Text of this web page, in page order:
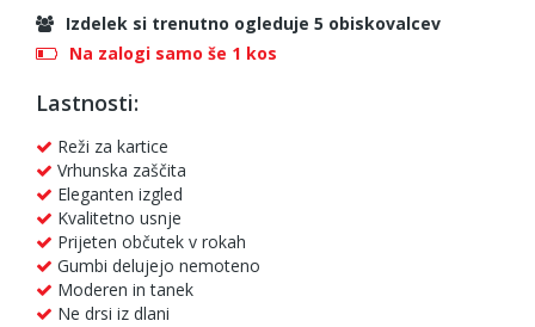
Izdelek si trenutno ogleduje 5 obiskovalcev
Na zalogi samo še 1 kos
Lastnosti:
Reži za kartice
Vrhunska zaščita
Eleganten izgled
Kvalitetno usnje
Prijeten občutek v rokah
Gumbi delujejo nemoteno
Moderen in tanek
Ne drsi iz dlani